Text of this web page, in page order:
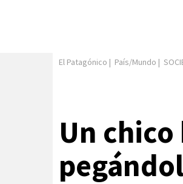
El Patagónico | País/Mundo |
Un